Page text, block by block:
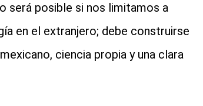
será posible si nos limitamos a
en el extranjero; debe construirse
ciencia propia y una clara